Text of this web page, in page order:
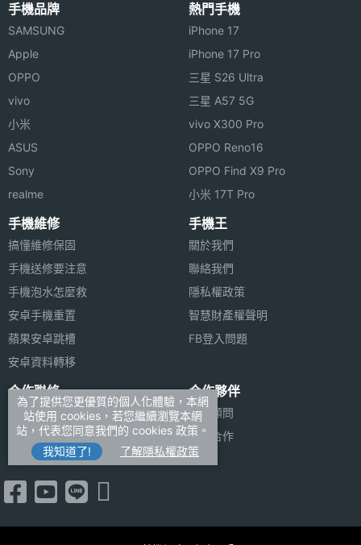
手機品牌
SAMSUNG
Apple
OPPO
vivo
小米
ASUS
Sony
realme
熱門手機
iPhone 17
iPhone 17 Pro
三星 S26 Ultra
三星 A57 5G
vivo X300 Pro
OPPO Reno16
OPPO Find X9 Pro
小米 17T Pro
手機維修
搞懂維修保固
手機送修要注意
手機泡水怎麼救
安卓手機重置
蘋果安卓跳槽
安卓資料轉移
手機王
關於我們
聯絡我們
隱私權政策
智慧財產權聲明
FB登入問題
合作聯絡
廣告刊登
加入商店報價
新聞聯絡
合作夥伴
法律顧問
媒體合作
為了提供您更優質的個人化體驗，本網
站使用 cookies，若您繼續瀏覽本網
站，代表您同意我們的 cookies 政策。
我知道了!
了解隱私權政策